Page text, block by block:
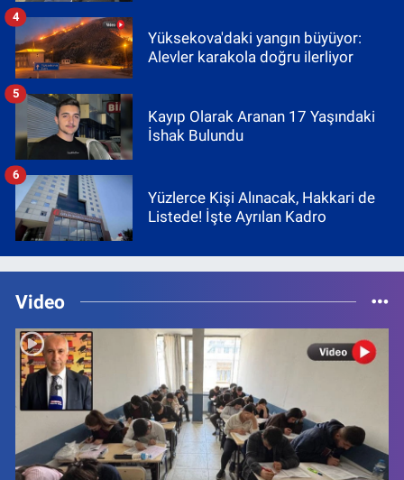
Yüksekova'daki yangın büyüyor:
Alevler karakola doğru ilerliyor
4
Kayıp Olarak Aranan 17 Yaşındaki
İshak Bulundu
5
Yüzlerce Kişi Alınacak, Hakkari de
Listede! İşte Ayrılan Kadro
6
Video